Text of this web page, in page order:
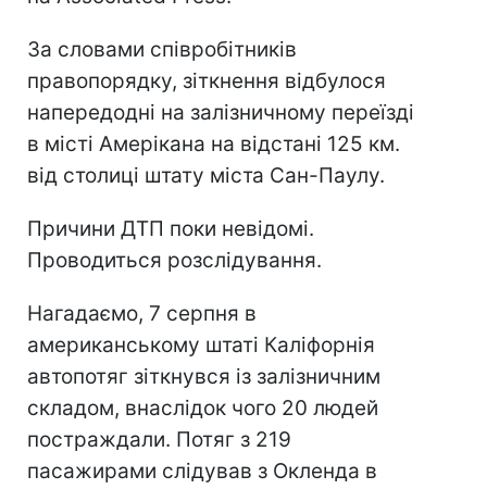
За словами співробітників
правопорядку, зіткнення відбулося
напередодні на залізничному переїзді
в місті Амерікана на відстані 125 км.
від столиці штату міста Сан-Паулу.
Причини ДТП поки невідомі.
Проводиться розслідування.
Нагадаємо, 7 серпня в
американському штаті Каліфорнія
автопотяг зіткнувся із залізничним
складом, внаслідок чого 20 людей
постраждали. Потяг з 219
пасажирами слідував з Окленда в